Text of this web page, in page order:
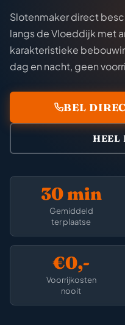
Slotenmaker direct
langs de Vloeddijk met
karakteristieke
dag en nacht, geen
BEL
HEEL
30 min
Gemiddeld
ter plaatse
€0,-
Voorrijkosten
nooit